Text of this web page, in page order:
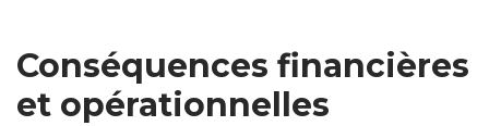
Conséquences financières
et opérationnelles